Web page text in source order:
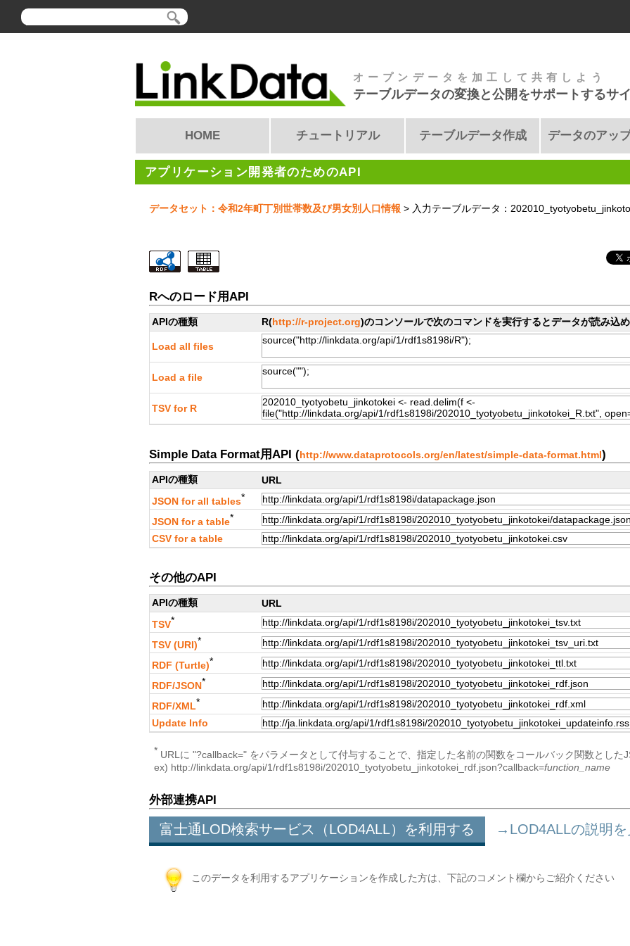
オープンデータを加工して共有しよう
テーブルデータの変換と公開をサポートするサ
HOME チュートリアル テーブルデータ作成 データのアッ
アプリケーション開発者のためのAPI
データセット：令和2年町丁別世帯数及び男女別人口情報 > 入力テーブルデータ：
Rへのロード用API
APIの種類 R(http://r-project.org)のコンソールで次のコマンドを実行するとデータが読み込
Load all files
Load a file
TSV for R
Simple Data Format用API (http://www.dataprotocols.org/en/latest/simple-data-format.html)
APIの種類
URL
JSON for all tables*
JSON for a table*
CSV for a table
その他のAPI
APIの種類
URL
TSV*
TSV (URI)*
RDF (Turtle)*
RDF/JSON*
RDF/XML*
Update Info
* URLに "?callback=" をパラメータとして付与することで、指定した名前の関数をコールバック関数とした
ex) http://linkdata.org/api/1/rdf1s8198i/202010_tyotyobetu_jinkotokei_rdf.json?callback=function_name
外部連携API
富士通LOD検索サービス（LOD4ALL）を利用する →LOD4ALLの説明を
このデータを利用するアプリケーションを作成した方は、下記のコメント欄からご紹介ください